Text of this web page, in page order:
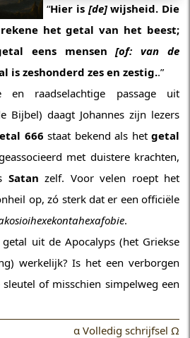
“Hier is [de]wijsheid. Die
het getal van het beest;
eens mensen [of: van de
is zeshonderd zes en zestig..”
en raadselachtige passage uit
Bijbel) daagt Johannes zijn lezers
666 staat bekend als het getal
met duistere krachten,
Satanzelf. Voor velen roept het
op, zó sterk dat er een officiële
.
uit de Apocalyps (het Griekse
werkelijk? Is het een verborgen
of misschien simpelweg een
α Volledig schrijfsel Ω